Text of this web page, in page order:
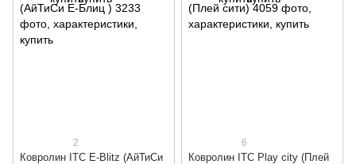
2
Ковролин ITC E-Blitz (АйТиСи
6
Ковролин ITC Play city (Плей